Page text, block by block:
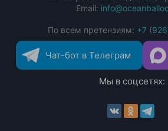
Email:
По всем претензиям: +7
Чат-бот в Телеграм
Мы в соцсетях: